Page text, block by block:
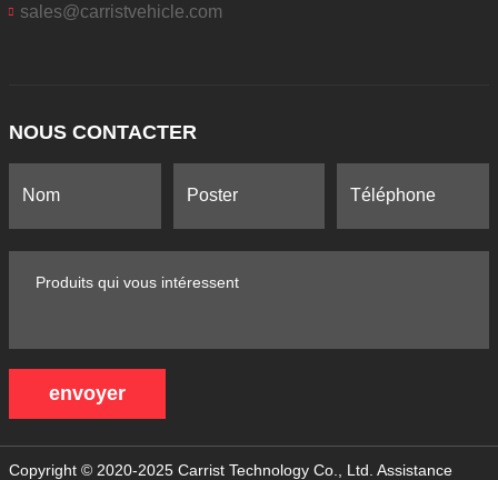
sales@carristvehicle.com
NOUS CONTACTER
envoyer
Copyright © 2020-2025 Carrist Technology Co., Ltd. Assistance